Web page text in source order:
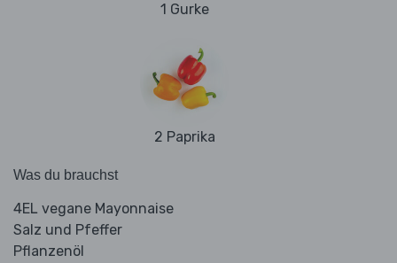
1 Gurke
2 Paprika
Was du brauchst
4EL vegane Mayonnaise
Salz und Pfeffer
Pflanzenöl